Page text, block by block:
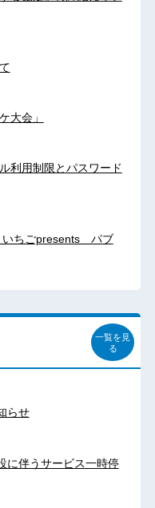
大会」
利用制限とパスワード
いちごpresents パブ
一覧を見
る
らせ
に伴うサービス一時停